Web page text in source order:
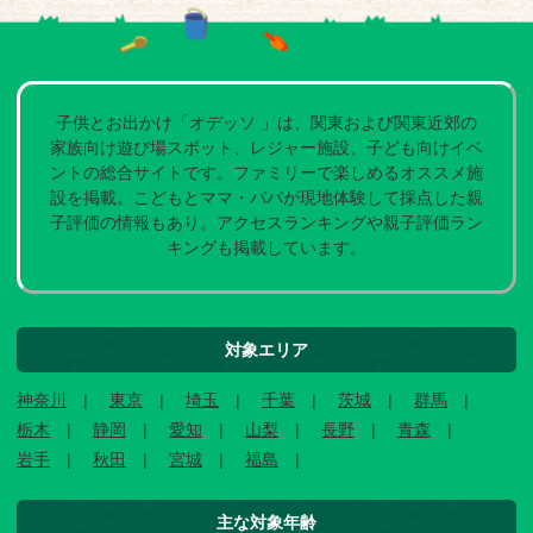
子供とお出かけ「オデッソ 」は、関東および関東近郊の
家族向け遊び場スポット、レジャー施設、子ども向けイベ
ントの総合サイトです。ファミリーで楽しめるオススメ施
設を掲載。こどもとママ・パパが現地体験して採点した親
子評価の情報もあり。アクセスランキングや親子評価ラン
キングも掲載しています。
対象エリア
神奈川 東京 埼玉 千葉 茨城
群馬
栃木
静岡 愛知 山梨 長野
青森
岩手
秋田 宮城 福島
主な対象年齢